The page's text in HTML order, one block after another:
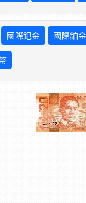
國際鈀金 國際鉑金